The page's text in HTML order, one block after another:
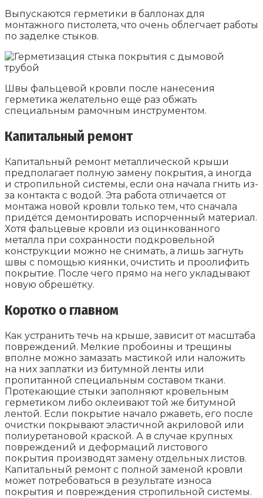
Выпускаются герметики в баллонах для
монтажного пистолета, что очень облегчает работы
по заделке стыков.
Швы фальцевой кровли после нанесения
герметика желательно ещё раз обжать
специальным рамочным инструментом.
Капитальный ремонт
Капитальный ремонт металлической крыши
предполагает полную замену покрытия, а иногда
и стропильной системы, если она начала гнить из-
за контакта с водой. Эта работа отличается от
монтажа новой кровли только тем, что сначала
придётся демонтировать испорченный материал.
Хотя фальцевые кровли из оцинкованного
металла при сохранности подкровельной
конструкции можно не снимать, а лишь загнуть
швы с помощью киянки, очистить и проолифить
покрытие. После чего прямо на него укладывают
новую обрешётку.
Коротко о главном
Как устранить течь на крыше, зависит от масштаба
повреждений. Мелкие пробоины и трещины
вполне можно замазать мастикой или наложить
на них заплатки из битумной ленты или
пропитанной специальным составом ткани.
Протекающие стыки заполняют кровельным
герметиком либо оклеивают той же битумной
лентой. Если покрытие начало ржаветь, его после
очистки покрывают эластичной акриловой или
полиуретановой краской. А в случае крупных
повреждений и деформаций листового
покрытия производят замену отдельных листов.
Капитальный ремонт с полной заменой кровли
может потребоваться в результате износа
покрытия и повреждения стропильной системы.